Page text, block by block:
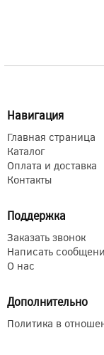
Навигация
Главная страница
Каталог
Оплата и доставка
Контакты
Поддержка
Заказать звонок
Написать
О нас
Дополнительно
Политика в